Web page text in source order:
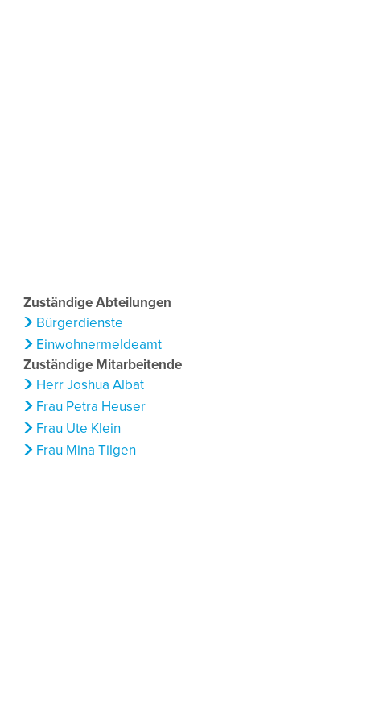
Zuständige Abteilungen
Bürgerdienste
Einwohnermeldeamt
Zuständige Mitarbeitende
Herr Joshua Albat
Frau Petra Heuser
Frau Ute Klein
Frau Mina Tilgen